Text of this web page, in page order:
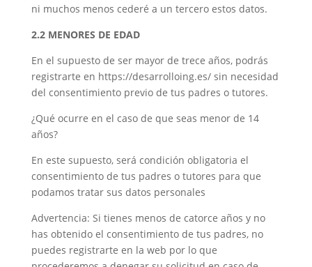
ni muchos menos cederé a un tercero estos datos.
2.2 MENORES DE EDAD
En el supuesto de ser mayor de trece años, podrás
registrarte en https://desarrolloing.es/ sin necesidad
del consentimiento previo de tus padres o tutores.
¿Qué ocurre en el caso de que seas menor de 14
años?
En este supuesto, será condición obligatoria el
consentimiento de tus padres o tutores para que
podamos tratar sus datos personales
Advertencia: Si tienes menos de catorce años y no
has obtenido el consentimiento de tus padres, no
puedes registrarte en la web por lo que